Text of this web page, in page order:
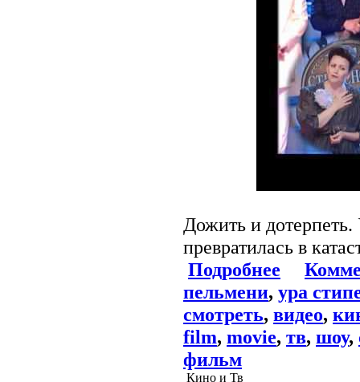
Дожить и дотерпеть.
превратилась в
Подробнее
пельмени, ура
смотреть, видео,
film, movie, тв, шоу,
фильм
Кино и Тв